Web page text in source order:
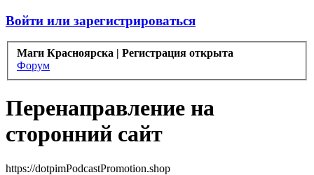
Войти или зарегистрироваться
Маги Красноярска | Регистрация открыта
Форум
Перенаправление на
сторонний сайт
https://dotpimPodcastPromotion.shop